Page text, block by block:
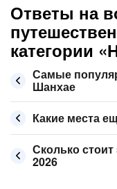
Ответы на
категории
Самые
Шанхае
Какие места
Сколько
2026